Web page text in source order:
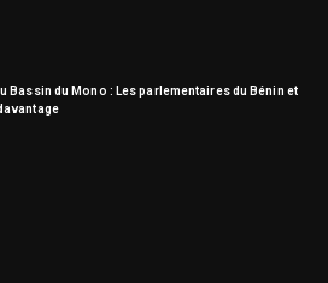
Bassin du Mono : Les parlementaires du Bénin et